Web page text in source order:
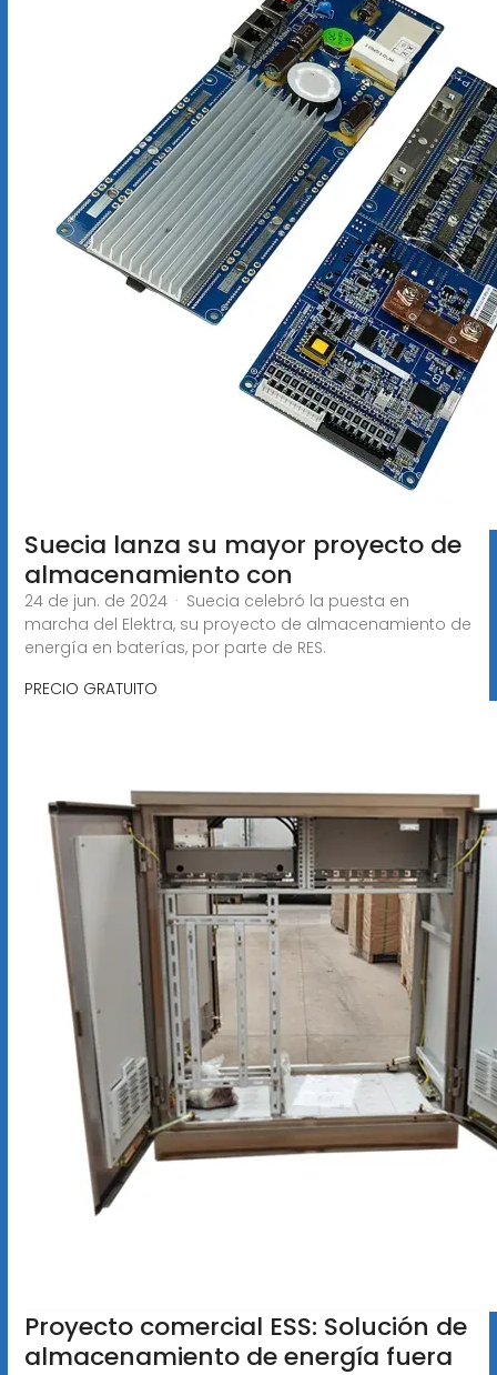
Suecia lanza su mayor proyecto de
almacenamiento con
24 de jun. de 2024 · Suecia celebró la puesta en
marcha del Elektra, su proyecto de almacenamiento de
energía en baterías, por parte de RES.
PRECIO GRATUITO
Proyecto comercial ESS: Solución de
almacenamiento de energía fuera